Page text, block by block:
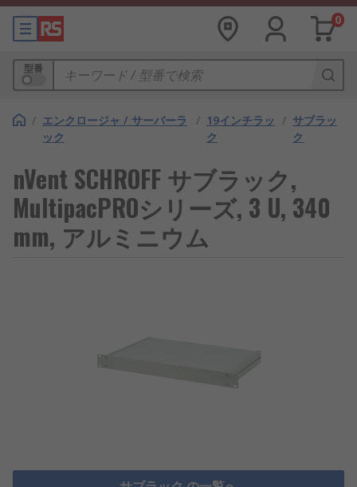
0
型番
/ エンクロージャ / サーバーラ
ック
/ 19インチラッ
ク
/ サブラッ
ク
nVent SCHROFF サブラック,
MultipacPROシリーズ, 3 U, 340
mm, アルミニウム